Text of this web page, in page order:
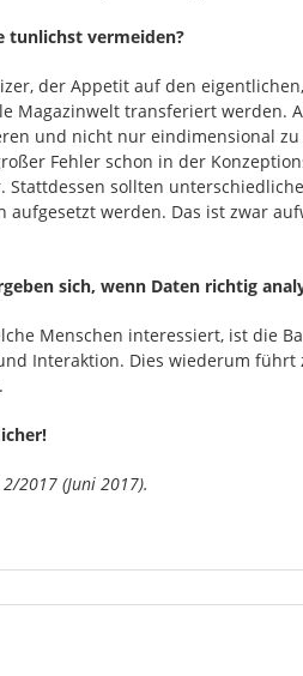
tunlichst vermeiden?
der Appetit auf den
Magazinwelt transferiert werden.
und nicht nur eindimensional
Fehler schon in der
sollten
aufgesetzt werden. Das ist zwar
sich, wenn Daten richtig
Menschen interessiert, ist die
Interaktion. Dies wiederum
2017 (Juni 2017).